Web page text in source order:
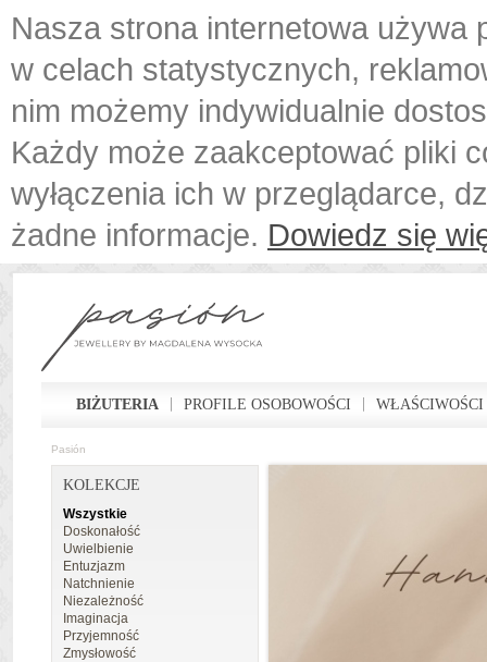
Nasza strona internetowa używa
w celach statystycznych,
nim możemy indywidualnie
Każdy może zaakceptować pliki
wyłączenia ich w przeglądarce,
żadne informacje. Dowiedz się
BIŻUTERIA PROFILE OSOBOWOŚCI
Pasión
KOLEKCJE
Wszystkie
Doskonałość
Uwielbienie
Entuzjazm
Natchnienie
Niezależność
Imaginacja
Przyjemność
Zmysłowość